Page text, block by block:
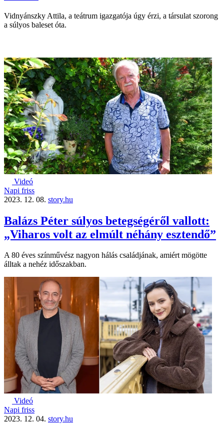
Vidnyánszky Attila, a teátrum igazgatója úgy érzi, a társulat szorong
a súlyos baleset óta.
Videó
Napi friss
2023. 12. 08. story.hu
Balázs Péter súlyos betegségéről vallott:
„Viharos volt az elmúlt néhány esztendő”
A 80 éves színművész nagyon hálás családjának, amiért mögötte
álltak a nehéz időszakban.
Videó
Napi friss
2023. 12. 04. story.hu